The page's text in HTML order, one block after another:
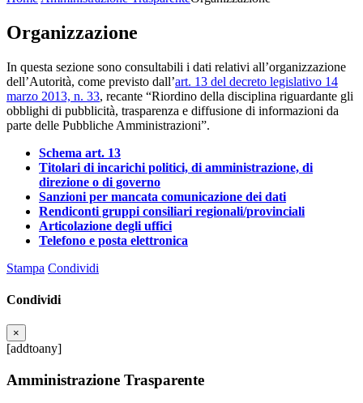
Organizzazione
In questa sezione sono consultabili i dati relativi all’organizzazione
dell’Autorità, come previsto dall’art. 13 del decreto legislativo 14
marzo 2013, n. 33, recante “Riordino della disciplina riguardante gli
obblighi di pubblicità, trasparenza e diffusione di informazioni da
parte delle Pubbliche Amministrazioni”.
Schema art. 13
Titolari di incarichi politici, di amministrazione, di
direzione o di governo
Sanzioni per mancata comunicazione dei dati
Rendiconti gruppi consiliari regionali/provinciali
Articolazione degli uffici
Telefono e posta elettronica
Stampa Condividi
Condividi
×
[addtoany]
Amministrazione Trasparente